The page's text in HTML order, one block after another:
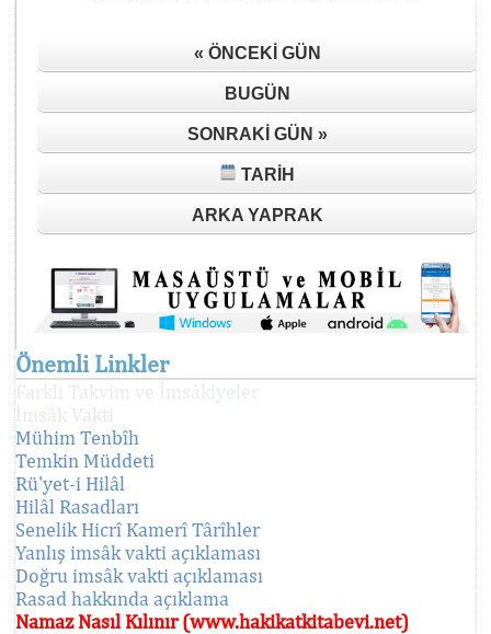
« ÖNCEKI GÜN
BUGÜN
SONRAKI GÜN »
TARIH
ARKA YAPRAK
Önemli Linkler
İmsâk Vakti
Mühim Tenbîh
Temkin Müddeti
Rü'yet-i Hilâl
Hilâl Rasadları
Senelik Hicrî Kamerî Târîhler
Yanlış imsâk vakti açıklaması
Doğru imsâk vakti açıklaması
Rasad hakkında açıklama
Namaz Nasıl Kılınır (www.hakikatkitabevi.net)